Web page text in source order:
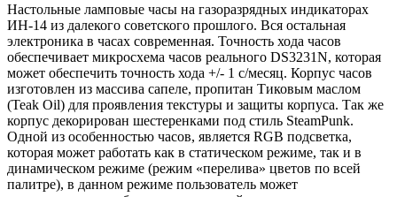
Настольные ламповые часы на газоразрядных индикаторах
ИН-14 из далекого советского прошлого. Вся остальная
электроника в часах современная. Точность хода часов
обеспечивает микросхема часов реального DS3231N, которая
может обеспечить точность хода +/- 1 с/месяц. Корпус часов
изготовлен из массива сапеле, пропитан Тиковым маслом
(Teak Oil) для проявления текстуры и защиты корпуса. Так же
корпус декорирован шестеренками под стиль SteamPunk.
Одной из особенностью часов, является RGB подсветка,
которая может работать как в статическом режиме, так и в
динамическом режиме (режим «перелива» цветов по всей
палитре), в данном режиме пользователь может